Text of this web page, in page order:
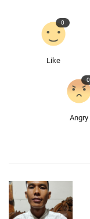
Like
0
Angry
0